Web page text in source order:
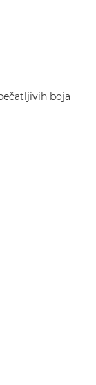
boja